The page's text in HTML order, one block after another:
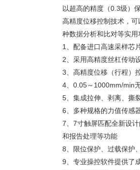
以超高的精度（0.3级）
高精度位移控制技术，
种数据分析和比对等实用
1、配备进口高速采样芯
2、采用高精度丝杠传动
3、高精度位移（行程）
4、0.05～1000mm/min
5、集成拉伸、剥离、撕
6、多种规格的力值传感
7、7寸触屏匹配全新设
和报告处理等功能
8、限位保护、过载保护
9、专业操控软件提供了